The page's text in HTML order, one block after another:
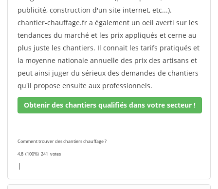
publicité, construction d'un site internet, etc...).
chantier-chauffage.fr a également un oeil averti sur les
tendances du marché et les prix appliqués et cerne au
plus juste les chantiers. Il connait les tarifs pratiqués et
la moyenne nationale annuelle des prix des artisans et
peut ainsi juger du sérieux des demandes de chantiers
qu'il propose ensuite aux professionnels.
Obtenir des chantiers qualifiés dans votre secteur !
Comment trouver des chantiers chauffage ?
4,8 (100%) 241 votes
|